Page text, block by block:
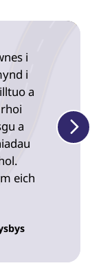
i
i
a
a
eich